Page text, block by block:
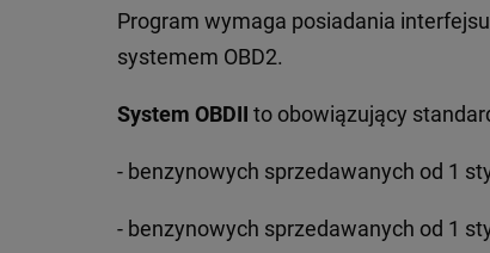
Program wymaga posiadania
systemem OBD2.
System OBDII to obowiązujący
- benzynowych sprzedawanych od 1
- benzynowych sprzedawanych od 1